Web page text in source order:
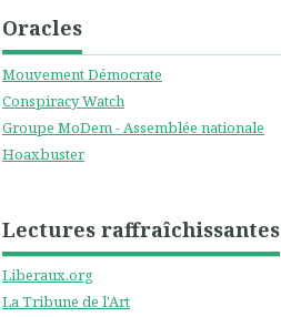
Oracles
Mouvement Démocrate
Conspiracy Watch
Groupe MoDem - Assemblée nationale
Hoaxbuster
Lectures raffraîchissantes
Liberaux.org
La Tribune de l'Art